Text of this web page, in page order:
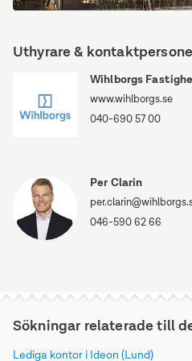
Uthyrare &
Wihlborgs
www.wihlborgs.se
040-690 57 00
Per Clarin
046-590 62 66
Sökningar relaterade till
Lediga kontor i Ideon (Lund)